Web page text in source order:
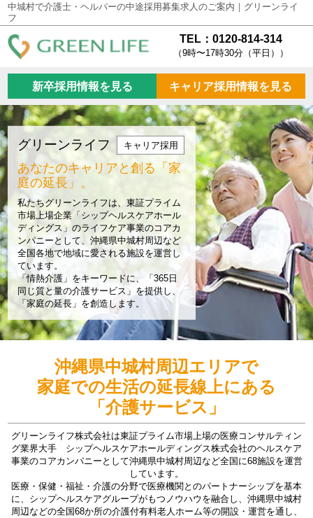
中城村で介護士・ヘルパーの中途採用募集求人のご案内｜グリーンライ
フ
TEL：0120-814-314
（9時〜17時30分（平日））
新卒採用情報を見る キャリア採用情報を見る
グリーンライフ キャリア採用
あなたのキャリアと創る「家
庭の延長」。
私たちグリーンライフは、東証プライム
市場上場企業「シップヘルスケアホール
ディングス」のライフケア事業のコアカ
ンパニーとして、沖縄県中城村周辺など
全国各地で地域に愛される施設を運営し
ています。
「情熱介護」をキーワードに、「365日
同じ質と量の介護サービス」を提供し、
「家庭の延長」を創造します。
沖縄県中城村周辺エリアで
家庭での生活の延長線上にある
「介護サービス」
グリーンライフ株式会社は東証プライム市場上場の医療コンサルティン
グ業界大手 シップヘルスケアホールディングス株式会社のヘルスケア
事業のコアカンパニーとして沖縄県中城村周辺など全国に68施設を運営
しています。
医療・保健・福祉・介護の分野で医療機関とのパートナーシップを基本
に、シップヘルスケアグループがもつノウハウを融合し、沖縄県中城村
周辺などの全国68か所の介護付有料老人ホーム等の開設・運営を通し、